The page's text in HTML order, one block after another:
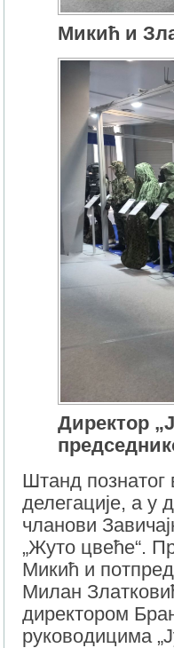
Микић и
Директор
Штанд познатог
делегације, а у
чланови
„Жуто цвеће“.
Микић и
Милан
директором
руководицима